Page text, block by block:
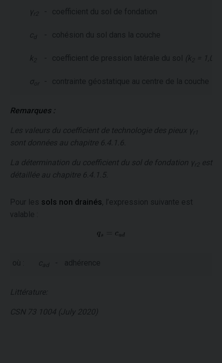
γ r2 - coefficient du sol de fondation
c d - cohésion du sol dans la couche
k2 - coefficient de pression latérale du sol (k2 = 1,00)
σ or - contrainte géostatique au centre de la couche
Remarques :
Les valeurs du coefficient de technologie des pieux γr1
sont données au chapitre 6.4.1.6.
La détermination du coefficient du sol de fondation γr2
est
détaillée au chapitre 6.4.1.5.
Pour les sols non drainés, l’expression suivante est
valable :
où : c ad - adhérence
Littérature:
CSN 73 1004 (July 2020)